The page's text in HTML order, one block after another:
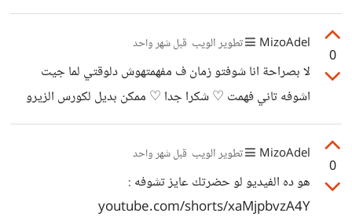
لك على عيوبه ومميزاته .
0
MizoAdel تطوير الويب قبل شهر واحد
لا بصراحة انا شوفتو زمان ف مفهمتهوش دلوقتي لما جيت
اشوفه تاني فهمت ♡ شكرا جدا ♡ ممكن بديل لكورس الزيرو
عشان هو طويل جدا ( ١٨٠ فيديو ) شكرا استاذ محمد سليم ♡
0
MizoAdel تطوير الويب قبل شهر واحد
هو ده الفيديو لو حضرتك عايز تشوفه :
youtube.com/shorts/xaMjpbvzA4Y